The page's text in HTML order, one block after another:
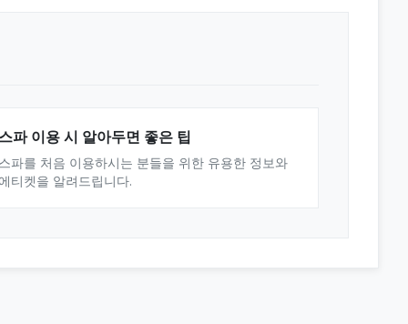
스파 이용 시 알아두면 좋은 팁
스파를 처음 이용하시는 분들을 위한 유용한 정보와
에티켓을 알려드립니다.